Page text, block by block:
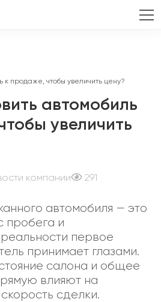
к продаже, чтобы увеличить цену?
автомобиль
увеличить
компании 291
автомобиля — это
пробега и
первое
принимает глазами.
салона и общее
влияют на
сделки.